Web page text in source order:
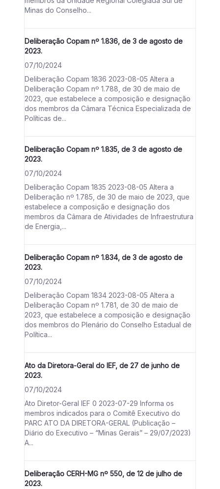
Minas do Conselho...
Deliberação Copam nº 1.836, de 3 de agosto de
2023.
07/10/2024
Deliberação Copam 1836 2023-08-05 Altera a
Deliberação Copam nº 1.788, de 30 de maio de
2023, que estabelece a composição e designação
dos membros da Câmara Técnica Especializada de
Políticas de...
Deliberação Copam nº 1.835, de 3 de agosto de
2023.
07/10/2024
Deliberação Copam 1835 2023-08-05 Altera a
Deliberação nº 1.785, de 30 de maio de 2023, que
estabelece a composição e designação dos
membros da Câmara de Atividades de Infraestrutura
de Energia,...
Deliberação Copam nº 1.834, de 3 de agosto de
2023.
07/10/2024
Deliberação Copam 1834 2023-08-05 Altera a
Deliberação Copam nº 1.781, de 30 de maio de
2023, que estabelece a composição e designação
dos membros do Plenário do Conselho Estadual de
Política...
Ato da Diretora-Geral do IEF, de 27 de junho de
2023.
07/10/2024
Ato Diretor-Geral IEF 0 2023-07-29 Informa os
membros indicados para o Comitê Executivo do
PARC ATO DA DIRETORA-GERAL (Publicação –
Diário do Executivo – “Minas Gerais” – 29/07/2023)
A...
Deliberação CERH-MG nº 550, de 12 de julho de
2023.